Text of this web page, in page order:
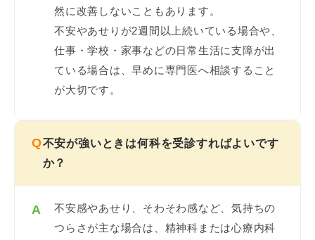
然に改善しないこともあります。
不安やあせりが2週間以上続いている場合や、
仕事・学校・家事などの日常生活に支障が出
ている場合は、早めに専門医へ相談すること
が大切です。
Q不安が強いときは何科を受診すればよいです
か？
A
不安感やあせり、そわそわ感など、気持ちの
つらさが主な場合は、精神科または心療内科